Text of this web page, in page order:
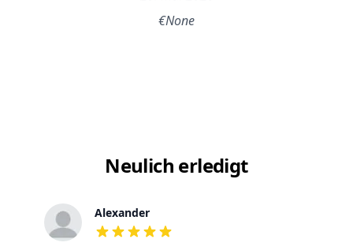
€None
Neulich erledigt
Alexander
out of 5 stars